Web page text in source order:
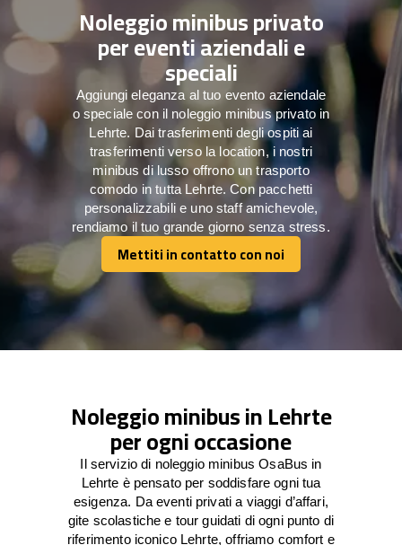
Noleggio minibus privato
per eventi aziendali e
speciali
Aggiungi eleganza al tuo evento aziendale
o speciale con il noleggio minibus privato in
Lehrte. Dai trasferimenti degli ospiti ai
trasferimenti verso la location, i nostri
minibus di lusso offrono un trasporto
comodo in tutta Lehrte. Con pacchetti
personalizzabili e uno staff amichevole,
rendiamo il tuo grande giorno senza stress.
Mettiti in contatto con noi
Mettiti in contatto con noi
Noleggio minibus in Lehrte
per ogni occasione
Il servizio di noleggio minibus OsaBus in
Lehrte è pensato per soddisfare ogni tua
esigenza. Da eventi privati a viaggi d’affari,
gite scolastiche e tour guidati di ogni punto di
riferimento iconico Lehrte, offriamo comfort e